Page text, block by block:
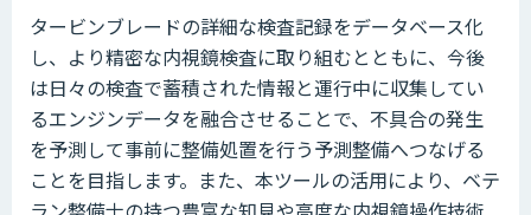
タービンブレードの詳細な検査記録をデータベース化
し、より精密な内視鏡検査に取り組むとともに、今後
は日々の検査で蓄積された情報と運行中に収集してい
るエンジンデータを融合させることで、不具合の発生
を予測して事前に整備処置を行う予測整備へつなげる
ことを目指します。また、本ツールの活用により、ベテ